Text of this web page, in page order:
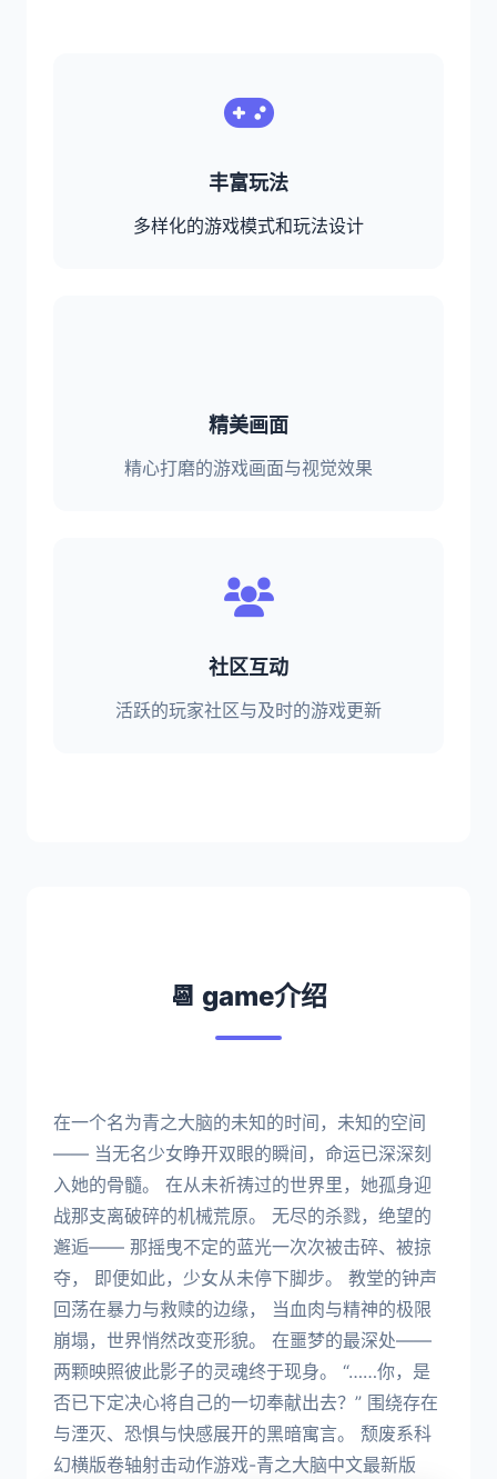
丰富玩法
多样化的游戏模式和玩法设计
精美画面
精心打磨的游戏画面与视觉效果
社区互动
活跃的玩家社区与及时的游戏更新
📆 game介绍
在一个名为青之大脑的未知的时间，未知的空间
—— 当无名少女睁开双眼的瞬间，命运已深深刻
入她的骨髓。 在从未祈祷过的世界里，她孤身迎
战那支离破碎的机械荒原。 无尽的杀戮，绝望的
邂逅—— 那摇曳不定的蓝光一次次被击碎、被掠
夺， 即便如此，少女从未停下脚步。 教堂的钟声
回荡在暴力与救赎的边缘， 当血肉与精神的极限
崩塌，世界悄然改变形貌。 在噩梦的最深处——
两颗映照彼此影子的灵魂终于现身。 “……你，是
否已下定决心将自己的一切奉献出去？” 围绕存在
与湮灭、恐惧与快感展开的黑暗寓言。 颓废系科
幻横版卷轴射击动作游戏-青之大脑中文最新版